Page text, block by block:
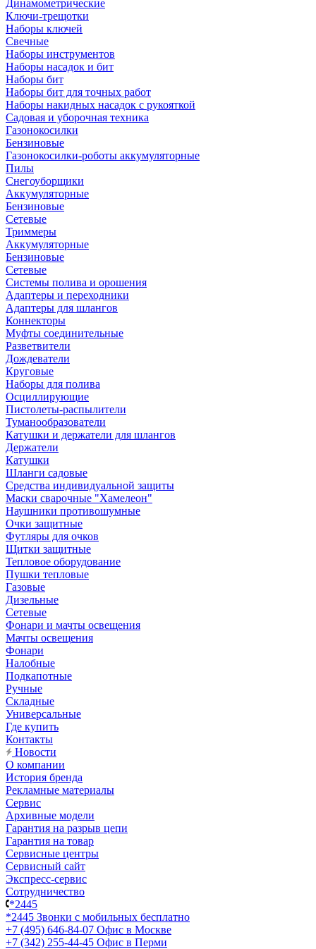
Динамометрические
Ключи-трещотки
Наборы ключей
Свечные
Наборы инструментов
Наборы насадок и бит
Наборы бит
Наборы бит для точных работ
Наборы накидных насадок с рукояткой
Садовая и уборочная техника
Газонокосилки
Бензиновые
Газонокосилки-роботы аккумуляторные
Пилы
Снегоуборщики
Аккумуляторные
Бензиновые
Сетевые
Триммеры
Аккумуляторные
Бензиновые
Сетевые
Системы полива и орошения
Адаптеры и переходники
Адаптеры для шлангов
Коннекторы
Муфты соединительные
Разветвители
Дождеватели
Круговые
Наборы для полива
Осциллирующие
Пистолеты-распылители
Туманообразователи
Катушки и держатели для шлангов
Держатели
Катушки
Шланги садовые
Средства индивидуальной защиты
Маски сварочные "Хамелеон"
Наушники противошумные
Очки защитные
Футляры для очков
Щитки защитные
Тепловое оборудование
Пушки тепловые
Газовые
Дизельные
Сетевые
Фонари и мачты освещения
Мачты освещения
Фонари
Налобные
Подкапотные
Ручные
Складные
Универсальные
Где купить
Контакты
Новости
О компании
История бренда
Рекламные материалы
Сервис
Архивные модели
Гарантия на разрыв цепи
Гарантия на товар
Сервисные центры
Сервисный сайт
Экспресс-сервис
Сотрудничество
*2445
*2445 Звонки с мобильных бесплатно
+7 (495) 646-84-07 Офис в Москве
+7 (342) 255-44-45 Офис в Перми